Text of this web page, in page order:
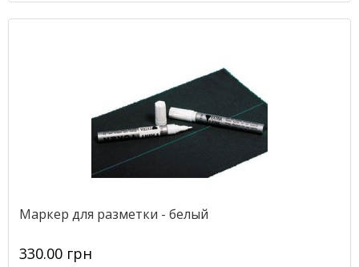
Маркер для разметки - белый
330.00 грн